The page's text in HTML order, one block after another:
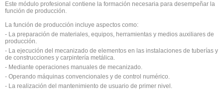
Este módulo profesional contiene la formación necesaria para desempeñar la
función de producción.
La función de producción incluye aspectos como:
- La preparación de materiales, equipos, herramientas y medios auxiliares de
producción.
- La ejecución del mecanizado de elementos en las instalaciones de tuberías y
de construcciones y carpintería metálica.
- Mediante operaciones manuales de mecanizado.
- Operando máquinas convencionales y de control numérico.
- La realización del mantenimiento de usuario de primer nivel.